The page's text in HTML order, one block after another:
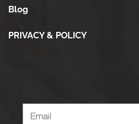
Blog
PRIVACY & POLICY